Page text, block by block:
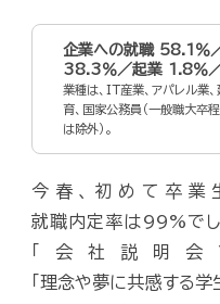
企業への就職 58.1％
38.3％／起業 1.8％
業種は、IT産業、アパレル業
育、国家公務員（一般職大卒
は除外）。
今春、初めて卒業
就職内定率は99%で
「会社説明会
「理念や夢に共感する学